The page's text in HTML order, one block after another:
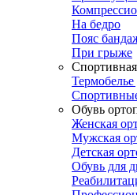
На бедро
Пояс
При грыже
Термобелье
Обувь
Женская
Мужская
Детская
Обувь для